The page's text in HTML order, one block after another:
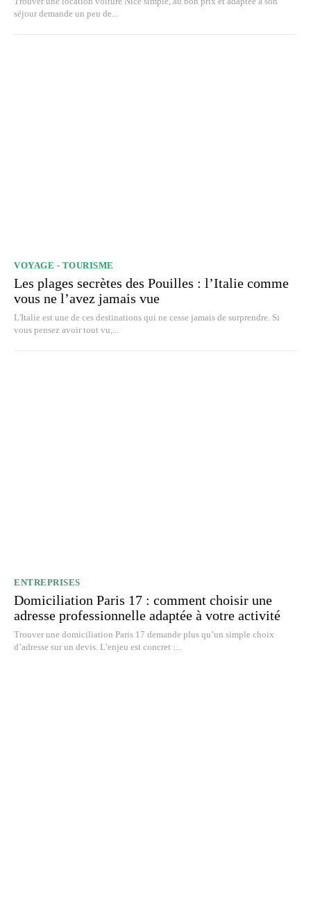
séjour demande un peu de...
VOYAGE - TOURISME
Les plages secrètes des Pouilles : l’Italie comme
vous ne l’avez jamais vue
L'Italie est une de ces destinations qui ne cesse jamais de surprendre. Si
vous pensez avoir tout vu,...
ENTREPRISES
Domiciliation Paris 17 : comment choisir une
adresse professionnelle adaptée à votre activité
Trouver une domiciliation Paris 17 demande plus qu’un simple choix
d’adresse sur un devis. L’enjeu est concret :...